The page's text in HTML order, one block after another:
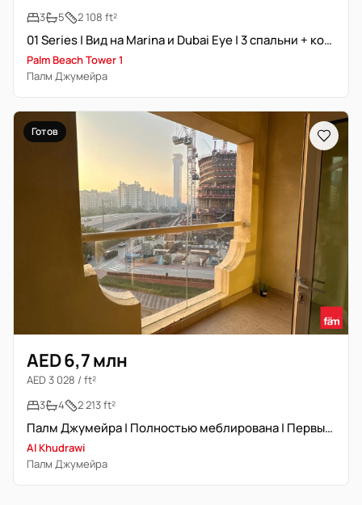
3
5 2 108 ft²
01 Series | Вид на Marina и Dubai Eye | 3 спальни + комната помощницы
Palm Beach Tower 1
Палм Джумейра
Готов
AED 6,7 млн
AED 3 028 / ft²
3
4 2 213 ft²
Палм Джумейра | Полностью меблирована | Первый ряд
Al Khudrawi
Палм Джумейра